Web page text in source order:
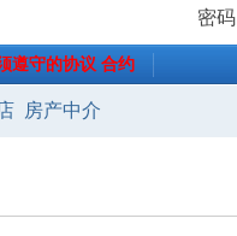
密码
遵守的协议 合约
房产中介